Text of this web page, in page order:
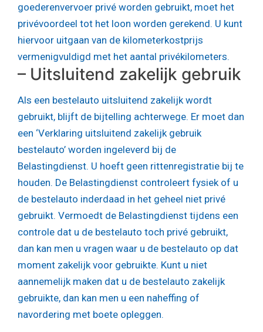
goederenvervoer privé worden gebruikt, moet het
privévoordeel tot het loon worden gerekend. U kunt
hiervoor uitgaan van de kilometerkostprijs
vermenigvuldigd met het aantal privékilometers.
– Uitsluitend zakelijk gebruik
Als een bestelauto uitsluitend zakelijk wordt
gebruikt, blijft de bijtelling achterwege. Er moet dan
een ‘Verklaring uitsluitend zakelijk gebruik
bestelauto’ worden ingeleverd bij de
Belastingdienst. U hoeft geen rittenregistratie bij te
houden. De Belastingdienst controleert fysiek of u
de bestelauto inderdaad in het geheel niet privé
gebruikt. Vermoedt de Belastingdienst tijdens een
controle dat u de bestelauto toch privé gebruikt,
dan kan men u vragen waar u de bestelauto op dat
moment zakelijk voor gebruikte. Kunt u niet
aannemelijk maken dat u de bestelauto zakelijk
gebruikte, dan kan men u een naheffing of
navordering met boete opleggen.